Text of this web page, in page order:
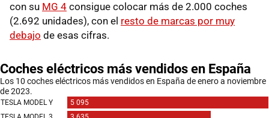
con su MG 4 consigue colocar más de 2.000 coches
(2.692 unidades), con el resto de marcas por muy
debajo de esas cifras.